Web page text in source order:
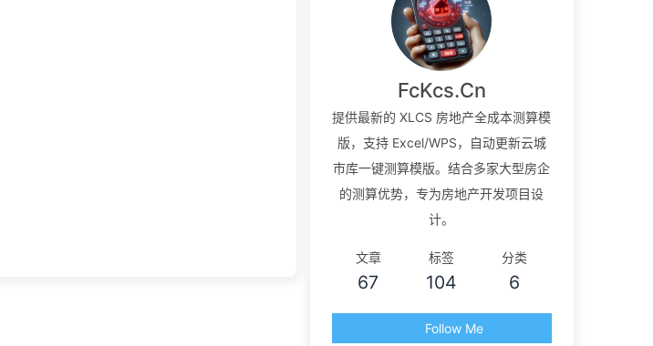
FcKcs.Cn
提供最新的 XLCS 房地产全成本测算模
版，支持 Excel/WPS，自动更新云城
市库一键测算模版。结合多家大型房企
的测算优势，专为房地产开发项目设
计。
文章
67
标签
104
分类
6
Follow Me